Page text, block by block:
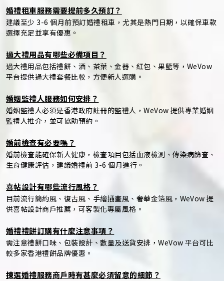
婚禮租車服務需要提前多久預訂？
建議至少 3-6 個月前預訂婚禮租車，尤其是熱門日期，以確保車款
選擇充足並享有優惠。
過大禮用品有哪些必備項目？
過大禮用品包括禮餅、酒、茶葉、金器、紅包、果籃等，WeVow
平台提供過大禮套餐比較，方便新人選購。
婚姻監禮人服務如何安排？
婚姻監禮人必須是香港政府註冊的監禮人，WeVow 提供專業婚姻
監禮人推介，並可協助預約。
婚前檢查有必要嗎？
婚前檢查能確保新人健康，檢查項目包括血液檢測、傳染病篩查、
生育健康評估，建議婚禮前 3-6 個月進行。
喜帖設計有哪些流行風格？
目前流行簡約風、復古風、手繪插畫風、奢華金箔風，WeVow 提
供喜帖設計商戶推薦，可客製化專屬風格。
婚禮禮餅訂購有什麼注意事項？
需注意禮餅口味、包裝設計、數量及送貨安排，WeVow 平台可比
較多家香港禮餅品牌優惠。
揀選婚禮服務商戶時有甚麼必須留意的細節？